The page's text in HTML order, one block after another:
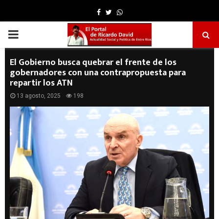
Facebook
TwitterWhatsapp
PRIMARY
MENU
El Gobierno busca quebrar el frente de los
gobernadores con una contrapropuesta para
repartir los ATN
13 agosto, 2025 198